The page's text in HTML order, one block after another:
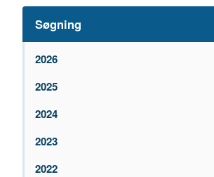
Søgning
2026
2025
2024
2023
2022